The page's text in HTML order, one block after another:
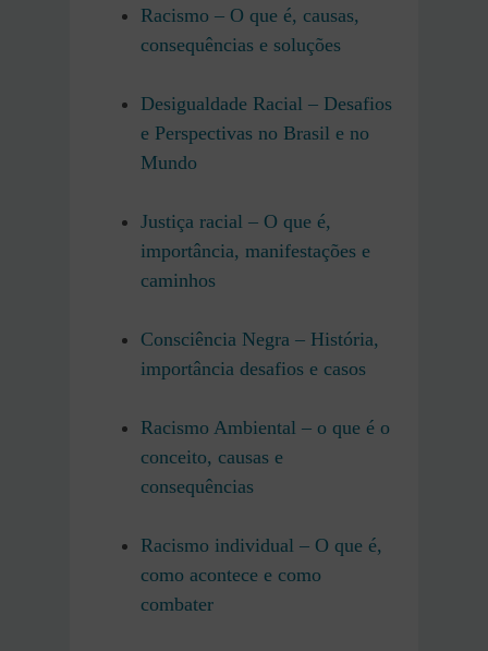
Racismo – O que é, causas,
consequências e soluções
Desigualdade Racial – Desafios
e Perspectivas no Brasil e no
Mundo
Justiça racial – O que é,
importância, manifestações e
caminhos
Consciência Negra – História,
importância desafios e casos
Racismo Ambiental – o que é o
conceito, causas e
consequências
Racismo individual – O que é,
como acontece e como
combater